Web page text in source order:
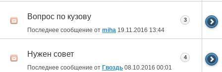
Вопрос по кузову
Последнее сообщение от miha 19.11.2016 13:44
3
Нужен совет
Последнее сообщение от Гвоздь 08.10.2016 00:01
4